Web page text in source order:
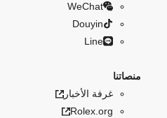
WeChat
Douyin
Line
منصاتنا
غرفة الأخبار
Rolex.org